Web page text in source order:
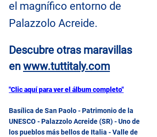
el magnífico entorno de
Palazzolo Acreide.
Descubre otras maravillas
en www.tuttitaly.com
"Clic aquí para ver el álbum completo"
Basílica de San Paolo - Patrimonio de la
UNESCO - Palazzolo Acreide (SR) - Uno de
los pueblos más bellos de Italia - Valle de